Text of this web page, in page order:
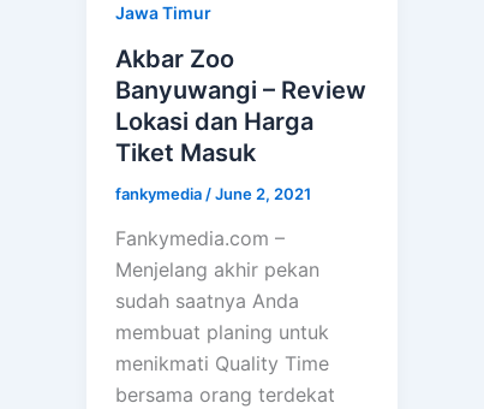
Jawa Timur
Akbar Zoo
Banyuwangi – Review
Lokasi dan Harga
Tiket Masuk
fankymedia /June 2, 2021
Fankymedia.com –
Menjelang akhir pekan
sudah saatnya Anda
membuat planing untuk
menikmati Quality Time
bersama orang terdekat